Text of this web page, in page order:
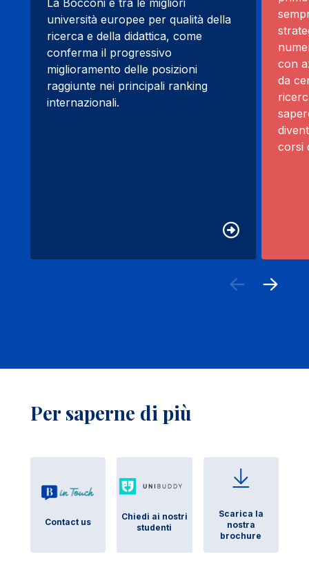
La Bocconi è tra le migliori
università europee per qualità della
ricerca e della didattica, come
conferma il progressivo
miglioramento delle posizioni
raggiunte nei principali ranking
internazionali.
con
da
corsi
Per saperne di più
Contact us
Chiedi ai nostri
studenti
Scarica la
nostra
brochure